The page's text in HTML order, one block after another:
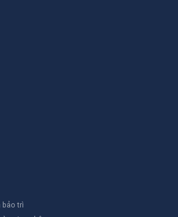
bảo trì